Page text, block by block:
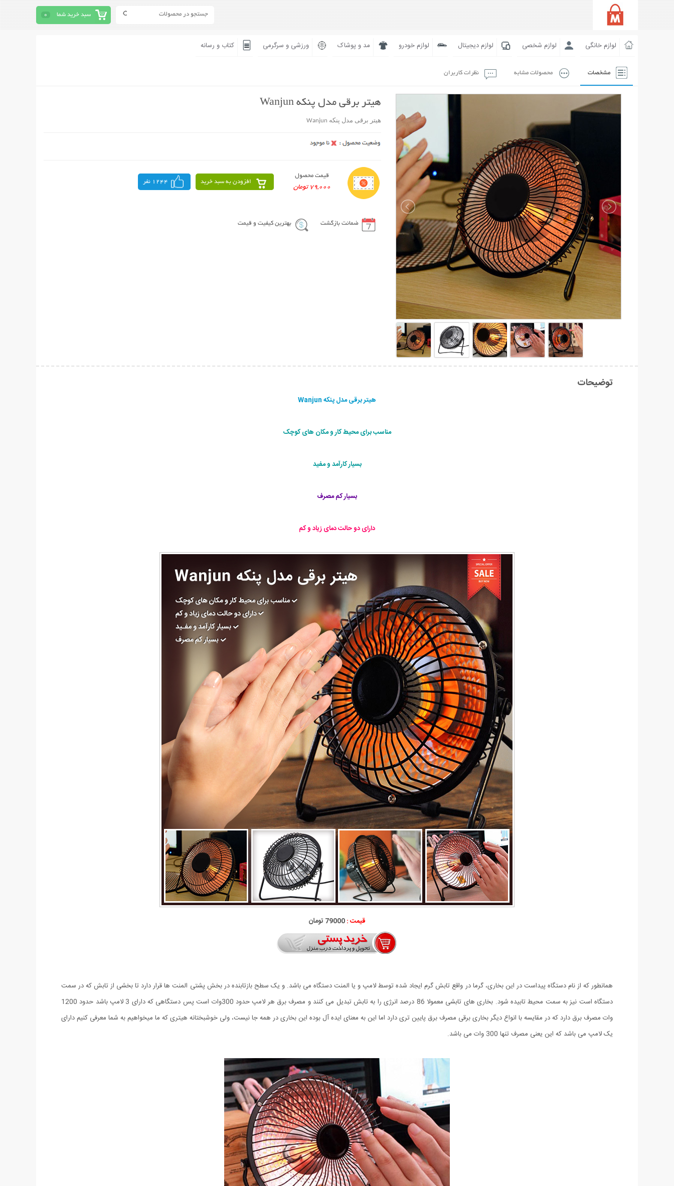
سبد خرید شما 0
لوازم خانگی لوازم شخصی لوازم دیجیتال لوازم خودرو مد و پوشاک ورزشی و سرگرمی کتاب و رسانه
مشخصات محصولات مشابه نظرات کاربران
هیتر برقی مدل پنکه Wanjun
هیتر برقی مدل پنکه Wanjun
قیمت محصول
79,000 تومان
افزودن به سبد خرید 1244 نفر
ضمانت بازگشت بهترین کیفیت و قیمت
توضیحات
هیتر برقی مدل پنکه Wanjun
مناسب برای محیط کار و مکان های کوچک
بسیار کارآمد و مفید
بسیار کم مصرف
دارای دو حالت دمای زیاد و کم
قیمت :79000 تومان
همانطور که از نام دستگاه پیداست در این بخاری، گرما در واقع تابش گرم ایجاد شده توسط لامپ و یا المنت دستگاه می باشد. و یک سطح بازتابنده در بخش پشتی المنت ها قرار دارد تا بخشی از تابش که در سمت
دستگاه است نیز به سمت محیط تابیده شود. بخاری های تابشی معمولا 86 درصد انرژی را به تابش تبدیل می کنند و مصرف برق هر لامپ حدود 300وات است پس دستگاهی که دارای 3 لامپ باشد حدود 1200
وات مصرف برق دارد که در مقایسه با انواع دیگر بخاری برقی مصرف برق پایین تری دارد اما این به معنای ایده آل بوده این بخاری در همه جا نیست، ولی خوشبختانه هیتری که ما میخواهیم به شما معرفی کنیم دارای
یک لامپ می باشد که این یعنی مصرف تنها 300 وات می باشد.